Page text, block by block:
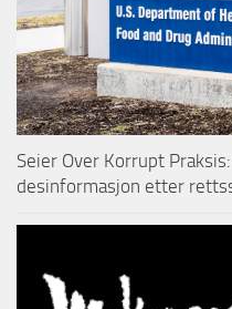
Seier Over Korrupt
desinformasjon etter